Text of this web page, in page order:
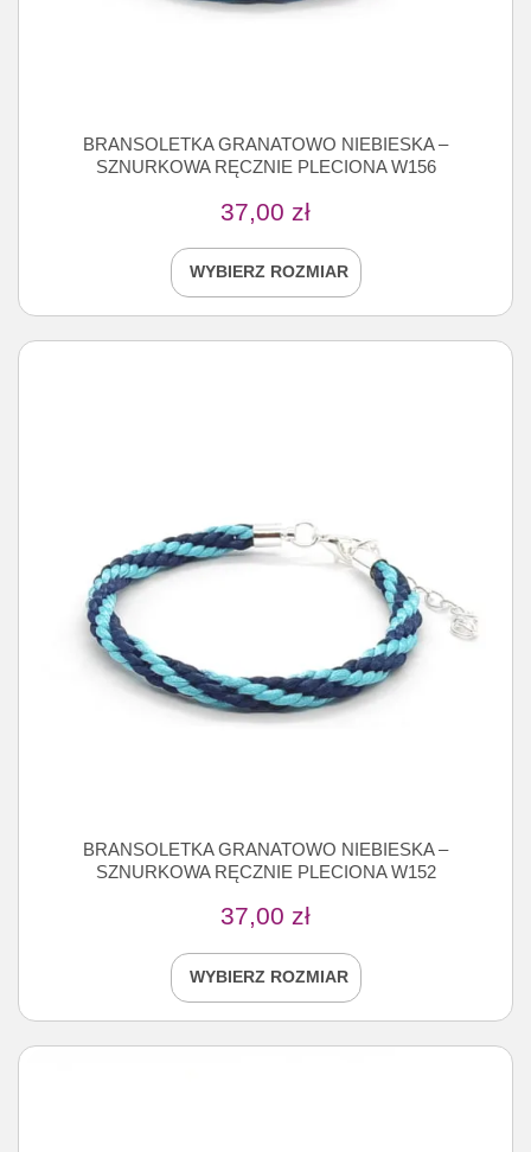
BRANSOLETKA GRANATOWO NIEBIESKA –
SZNURKOWA RĘCZNIE PLECIONA W156
37,00 zł
WYBIERZ ROZMIAR
BRANSOLETKA GRANATOWO NIEBIESKA –
SZNURKOWA RĘCZNIE PLECIONA W152
37,00 zł
WYBIERZ ROZMIAR